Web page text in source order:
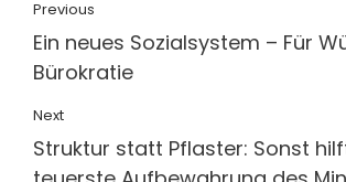
Previous
Ein neues Sozialsystem – Für
Bürokratie
Next
Struktur statt Pflaster: Sonst